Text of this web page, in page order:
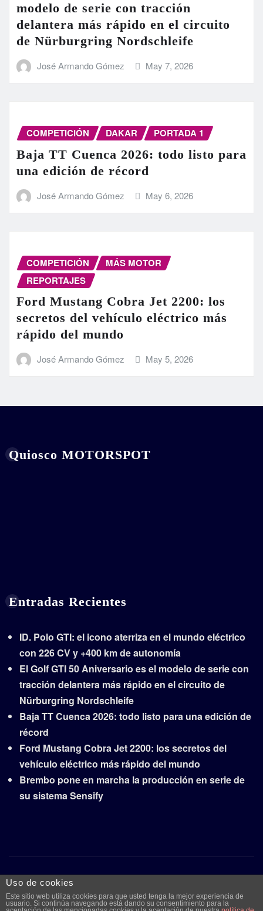
modelo de serie con tracción
delantera más rápido en el circuito
de Nürburgring Nordschleife
José Armando Gómez May 7, 2026
COMPETICIÓN DAKAR PORTADA 1
Baja TT Cuenca 2026: todo listo para
una edición de récord
José Armando Gómez May 6, 2026
COMPETICIÓN
MÁS MOTOR
REPORTAJES
Ford Mustang Cobra Jet 2200: los
secretos del vehículo eléctrico más
rápido del mundo
José Armando Gómez May 5, 2026
Quiosco MOTORSPOT
Entradas Recientes
ID. Polo GTI: el icono aterriza en el mundo eléctrico
con 226 CV y +400 km de autonomía
El Golf GTI 50 Aniversario es el modelo de serie con
tracción delantera más rápido en el circuito de
Nürburgring Nordschleife
Baja TT Cuenca 2026: todo listo para una edición de
récord
Ford Mustang Cobra Jet 2200: los secretos del
vehículo eléctrico más rápido del mundo
Brembo pone en marcha la producción en serie de
su sistema Sensify
Copyright © 2026 | Funciona conWordPress|Frankfurt
Newspor ThemeArile
Uso de cookies
Este sitio web utiliza cookies para que usted tenga la mejor experiencia de
usuario. Si continúa navegando está dando su consentimiento para la